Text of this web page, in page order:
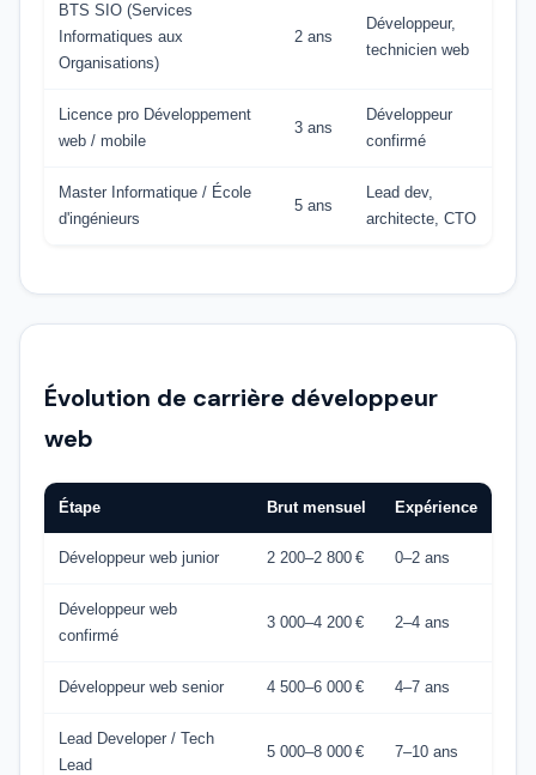
BTS SIO (Services
Informatiques aux
Organisations)
2 ans
Développeur,
technicien web
Licence pro Développement
web / mobile
3 ans
Développeur
confirmé
Master Informatique / École
d'ingénieurs
5 ans
Lead dev,
architecte, CTO
Évolution de carrière développeur
web
Étape Brut mensuel Expérience
Développeur web junior 2 200–2 800 € 0–2 ans
Développeur web
confirmé
3 000–4 200 € 2–4 ans
Développeur web senior 4 500–6 000 € 4–7 ans
Lead Developer / Tech
Lead
5 000–8 000 € 7–10 ans